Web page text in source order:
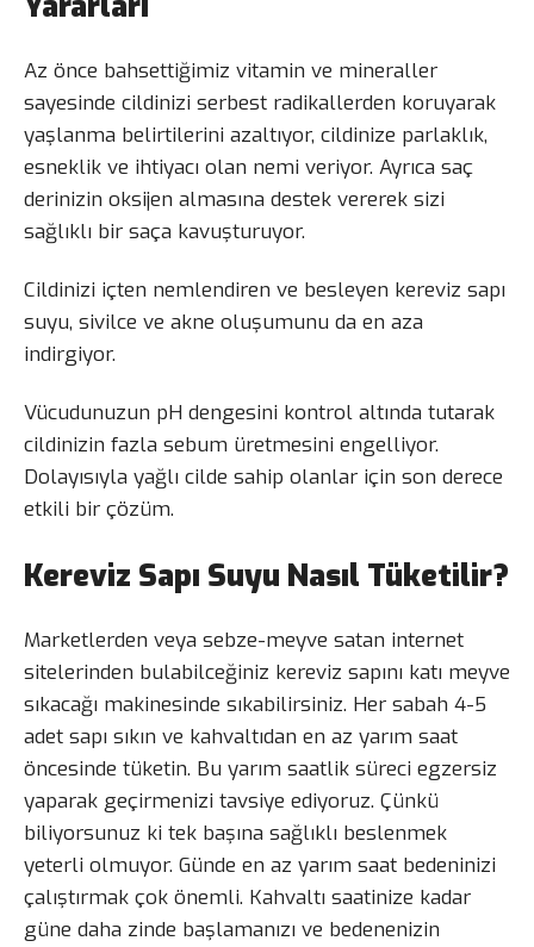
Az önce bahsettiğimiz vitamin ve mineraller
sayesinde cildinizi serbest radikallerden koruyarak
yaşlanma belirtilerini azaltıyor, cildinize parlaklık,
esneklik ve ihtiyacı olan nemi veriyor. Ayrıca saç
derinizin oksijen almasına destek vererek sizi
sağlıklı bir saça kavuşturuyor.
Cildinizi içten nemlendiren ve besleyen kereviz sapı
suyu, sivilce ve akne oluşumunu da en aza
indirgiyor.
Vücudunuzun pH dengesini kontrol altında tutarak
cildinizin fazla sebum üretmesini engelliyor.
Dolayısıyla yağlı cilde sahip olanlar için son derece
etkili bir çözüm.
Kereviz Sapı Suyu Nasıl Tüketilir?
Marketlerden veya sebze-meyve satan internet
sitelerinden bulabilceğiniz kereviz sapını katı meyve
sıkacağı makinesinde sıkabilirsiniz. Her sabah 4-5
adet sapı sıkın ve kahvaltıdan en az yarım saat
öncesinde tüketin. Bu yarım saatlik süreci egzersiz
yaparak geçirmenizi tavsiye ediyoruz. Çünkü
biliyorsunuz ki tek başına sağlıklı beslenmek
yeterli olmuyor. Günde en az yarım saat bedeninizi
çalıştırmak çok önemli. Kahvaltı saatinize kadar
güne daha zinde başlamanızı ve bedenenizin